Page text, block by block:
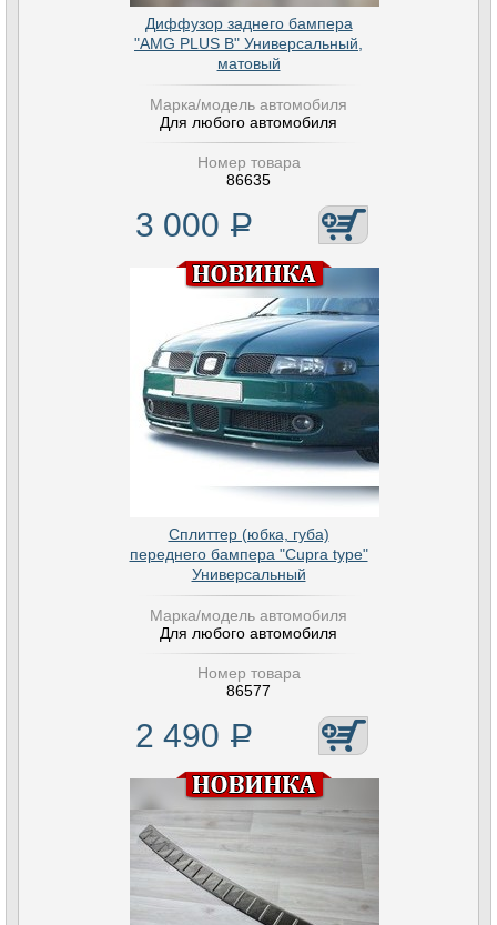
Диффузор заднего бампера
"AMG PLUS B" Универсальный,
матовый
Марка/модель автомобиля
Для любого автомобиля
Номер товара
86635
3 000 Р
Сплиттер (юбка, губа)
переднего бампера "Cupra type"
Универсальный
Марка/модель автомобиля
Для любого автомобиля
Номер товара
86577
2 490 Р